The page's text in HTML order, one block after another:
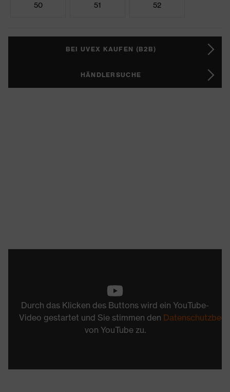
50 51 52
BEI UVEX KAUFEN (B2B)
HÄNDLERSUCHE
Durch das Klicken des Buttons wird ein YouTube-
Video gestartet und Sie stimmen den
von YouTube zu.